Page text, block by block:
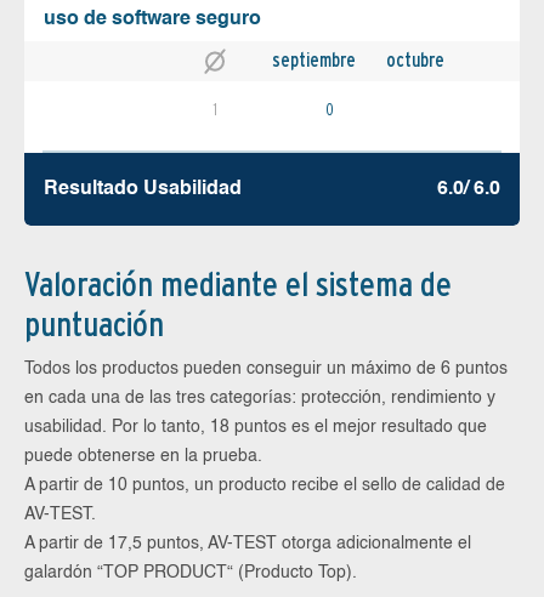
uso de software seguro
septiembre octubre
1 0
Resultado Usabilidad 6.0/ 6.0
Valoración mediante el sistema de
puntuación
Todos los productos pueden conseguir un máximo de 6 puntos
en cada una de las tres categorías: protección, rendimiento y
usabilidad. Por lo tanto, 18 puntos es el mejor resultado que
puede obtenerse en la prueba.
A partir de 10 puntos, un producto recibe el sello de calidad de
AV-TEST.
A partir de 17,5 puntos, AV-TEST otorga adicionalmente el
galardón “TOP PRODUCT“ (Producto Top).